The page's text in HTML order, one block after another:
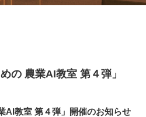
の 農業AI教室 第４弾」
AI教室 第４弾」開催のお知らせ